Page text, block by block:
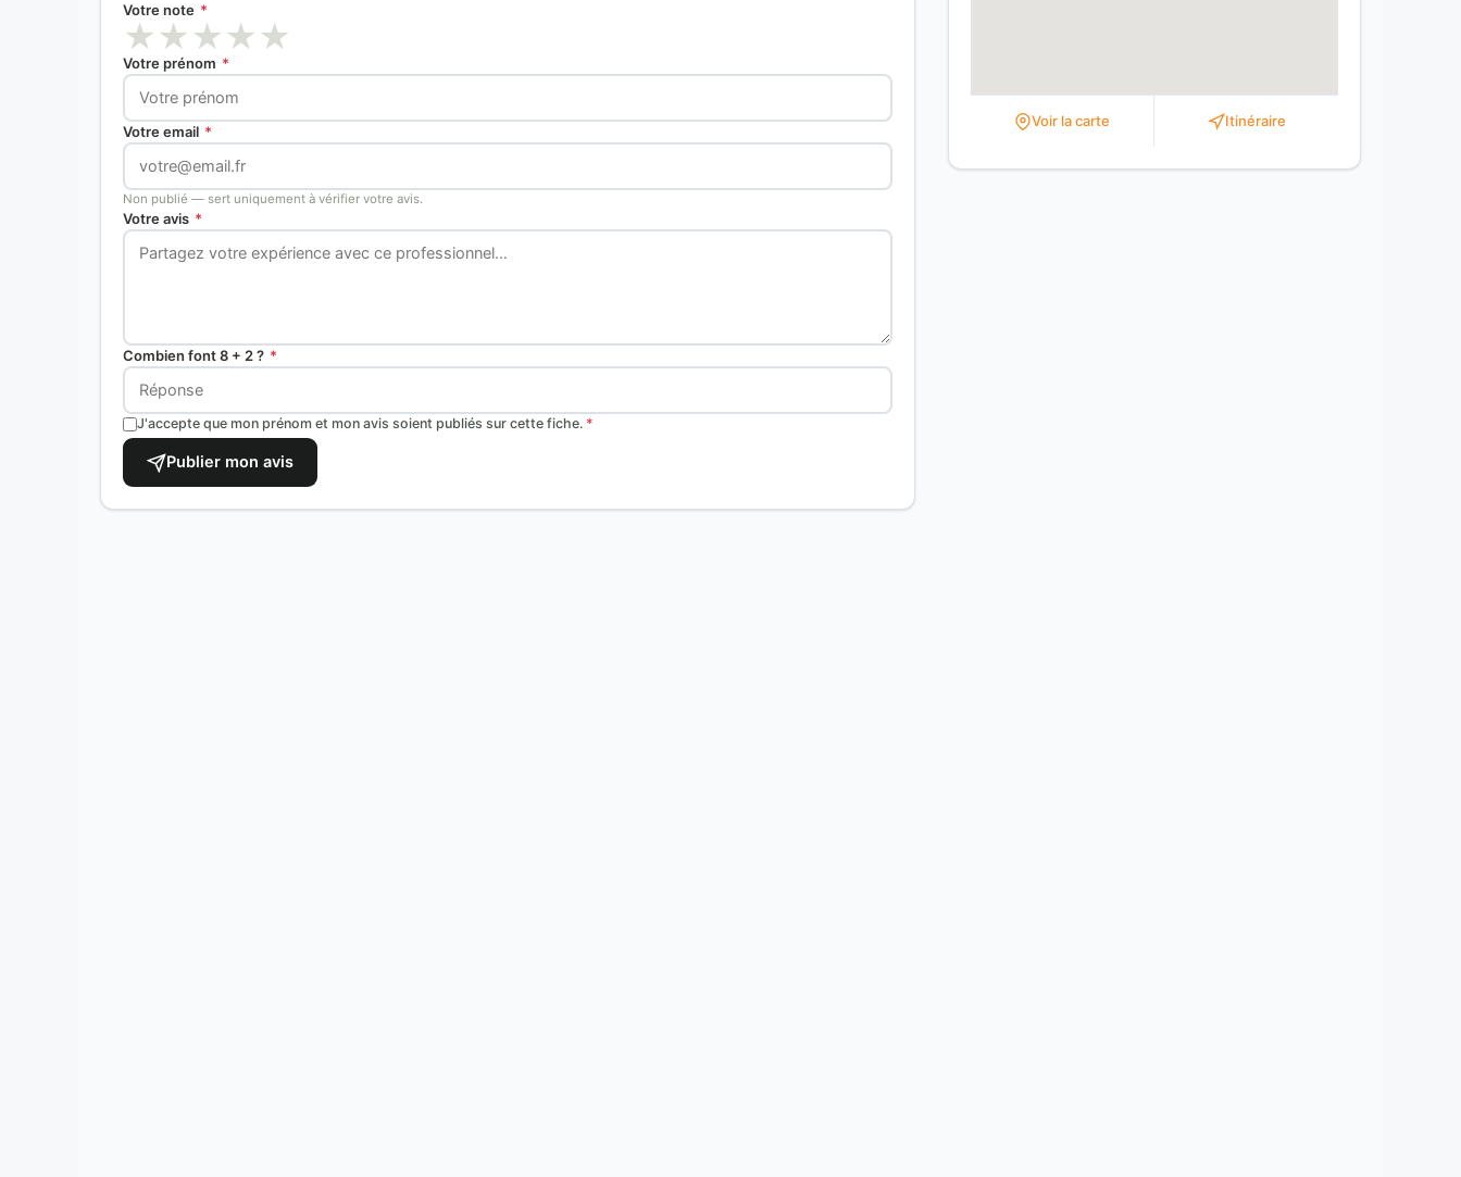
Votre note *
★★★★★
Votre prénom *
Votre email *
Non publié — sert uniquement à vérifier votre avis.
Votre avis *
Combien font 8 + 2 ? *
J'accepte que mon prénom et mon avis soient publiés sur cette fiche. *
Publier mon avis
Voir la carte Itinéraire